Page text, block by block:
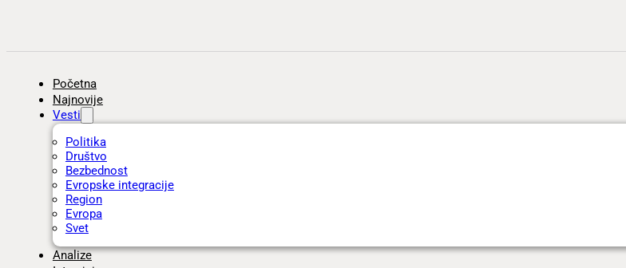
Početna
Najnovije
Vesti
Politika
Društvo
Bezbednost
Evropske integracije
Region
Evropa
Svet
Analize